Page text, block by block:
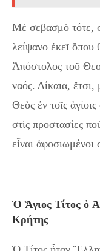
Μὲ σεβασμὸ τότε,
λείψανο ἐκεῖ ὅπου
Ἀπόστολος τοῦ
ναός. Δίκαια,
Θεὸς ἐν τοῖς
στὶς προστασίες
εἶναι ἀφοσιωμένοι
Ὁ Ἅγιος Τίτος ὁ
Κρήτης